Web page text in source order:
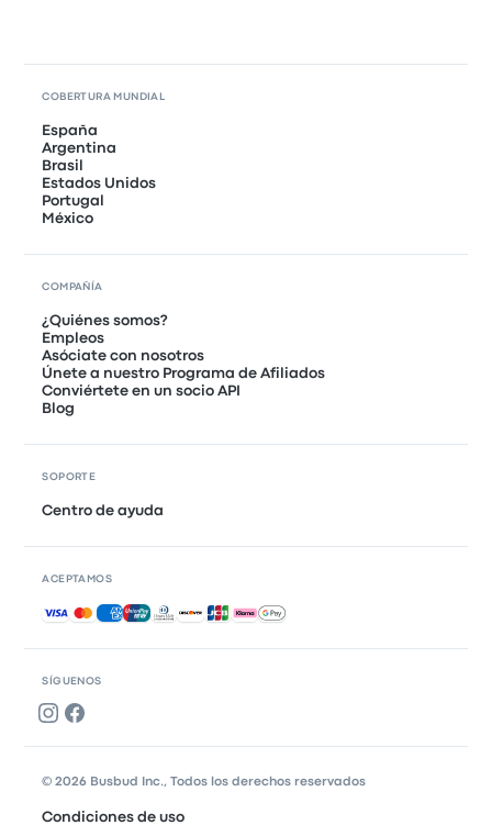
SÍGUENOS
COBERTURA MUNDIAL
España
Argentina
Brasil
Estados Unidos
Portugal
México
COMPAÑÍA
¿Quiénes somos?
Empleos
Asóciate con nosotros
Únete a nuestro Programa de Afiliados
Conviértete en un socio API
Blog
SOPORTE
Centro de ayuda
ACEPTAMOS
Pagos aceptados
© 2026 Busbud Inc., Todos los derechos reservados
Condiciones de uso